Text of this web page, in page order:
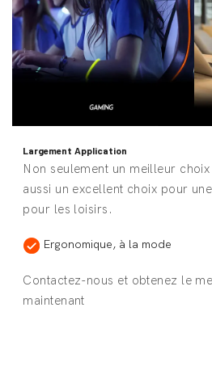
Largement Application
Non seulement un meilleur
aussi un excellent choix pour
pour les loisirs.
Ergonomique, à la mode
Contactez-nous et obtenez le
maintenant